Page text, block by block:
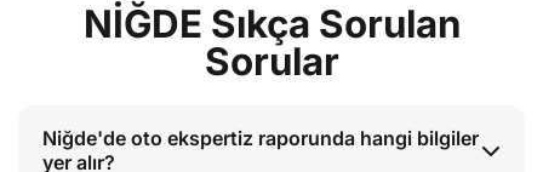
NİĞDE Sıkça Sorulan
Sorular
Niğde'de oto ekspertiz raporunda hangi bilgiler
yer alır?